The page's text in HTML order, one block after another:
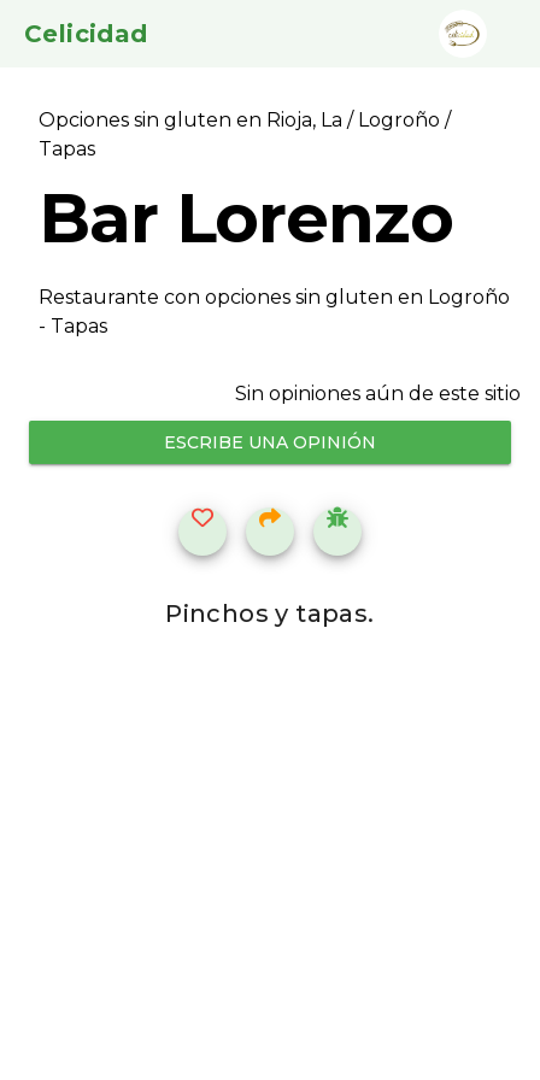
Celicidad
Opciones sin gluten en Rioja, La / Logroño /
Tapas
Bar Lorenzo
Restaurante con opciones sin gluten en Logroño
- Tapas
Sin opiniones aún de este sitio
ESCRIBE UNA OPINIÓN
Pinchos y tapas.